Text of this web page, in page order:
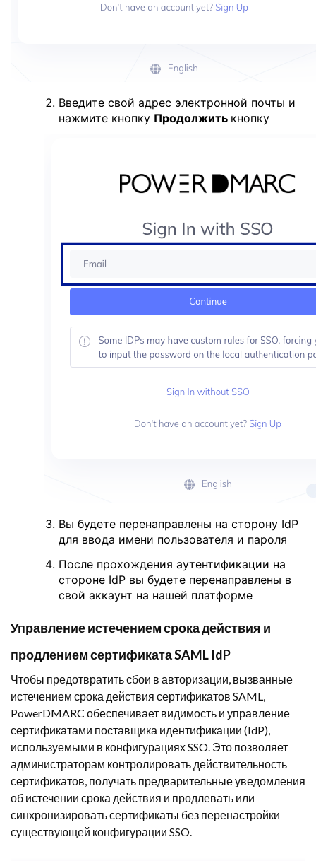
Введите свой адрес электронной почты и
нажмите кнопку Продолжить кнопку
Вы будете перенаправлены на сторону IdP
для ввода имени пользователя и пароля
После прохождения аутентификации на
стороне IdP вы будете перенаправлены в
свой аккаунт на нашей платформе
Управление истечением срока действия и
продлением сертификата SAML IdP
Чтобы предотвратить сбои в авторизации, вызванные
истечением срока действия сертификатов SAML,
PowerDMARC обеспечивает видимость и управление
сертификатами поставщика идентификации (IdP),
используемыми в конфигурациях SSO. Это позволяет
администраторам контролировать действительность
сертификатов, получать предварительные уведомления
об истечении срока действия и продлевать или
синхронизировать сертификаты без перенастройки
существующей конфигурации SSO.